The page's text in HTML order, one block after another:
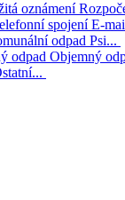
oznámení
spojení E-
odpad Psi...
odpad Objemný